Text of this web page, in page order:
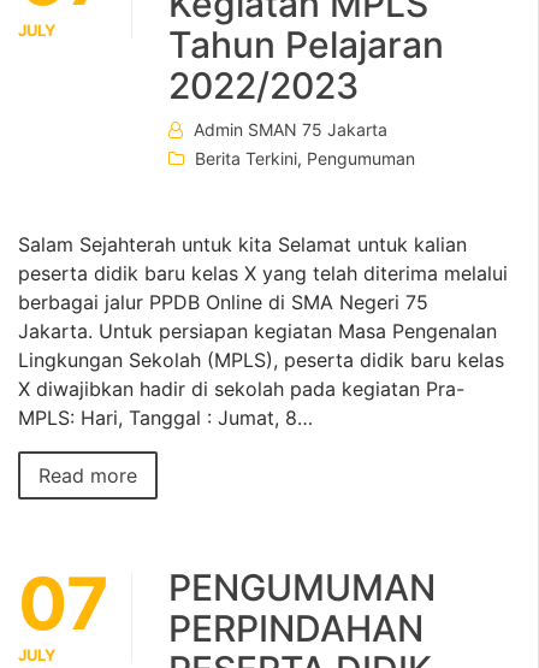
JULY
Tahun Pelajaran
2022/2023
Admin SMAN 75 Jakarta
Berita Terkini, Pengumuman
Salam Sejahterah untuk kita Selamat untuk kalian
peserta didik baru kelas X yang telah diterima melalui
berbagai jalur PPDB Online di SMA Negeri 75
Jakarta. Untuk persiapan kegiatan Masa Pengenalan
Lingkungan Sekolah (MPLS), peserta didik baru kelas
X diwajibkan hadir di sekolah pada kegiatan Pra-
MPLS: Hari, Tanggal : Jumat, 8…
Read more
07
JULY
PENGUMUMAN
PERPINDAHAN